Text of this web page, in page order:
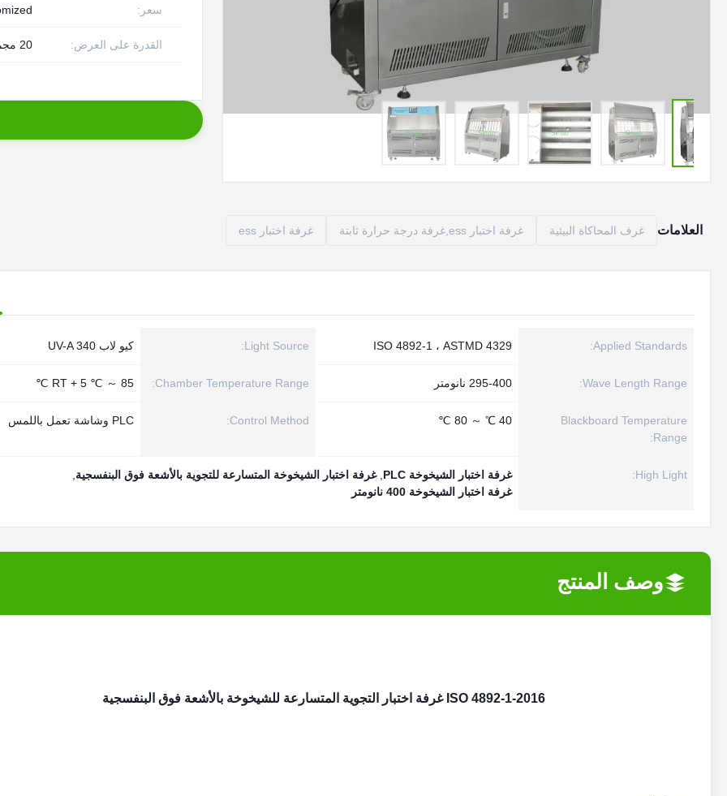
سعر:
القدرة على العرض: 20 مجموعة شهريا
العلامات غرف المحاكاة البيئية غرفة اختبار ess,غرفة درجة حرارة ثابتة غرفة اختبار ess
Applied Standards: ISO 4892-1 ، ASTMD 4329 Light Source: كيو لاب UV-A 340
Wave Length Range: 295-400 نانومتر Chamber Temperature Range:
RT + 5 ℃ ～ 85 ℃
Blackboard Temperature
Range:
40 ℃ ～ 80 ℃
Control Method: PLC وشاشة تعمل باللمس
High Light: غرفة اختبار الشيخوخة PLC ,غرفة اختبار الشيخوخة المتسارعة للتجوية بالأشعة فوق البنفسجية
غرفة اختبار الشيخوخة 400 نانومتر
وصف المنتج
ISO 4892-1-2016 غرفة اختبار التجوية المتسارعة للشيخوخة بالأشعة فوق البنفسجية